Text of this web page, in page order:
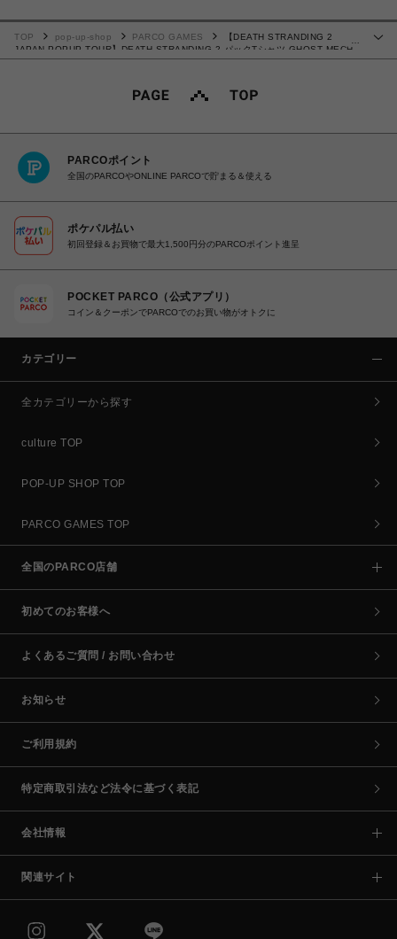
…
TOP pop-up-shop PARCO GAMES
【DEATH STRANDING 2
JAPAN POPUP TOUR】DEATH STRANDING 2 パックTシャツ GHOST MECH
ver. ホワイトL
PARCOポイント
全国のPARCOやONLINE PARCOで貯まる＆使える
ポケパル払い
初回登録＆お買物で最大1,500円分のPARCOポイント進呈
POCKET PARCO（公式アプリ）
コイン＆クーポンでPARCOでのお買い物がオトクに
カテゴリー
全カテゴリーから探す
culture TOP
POP-UP SHOP TOP
PARCO GAMES TOP
全国のPARCO店舗
初めてのお客様へ
よくあるご質問 / お問い合わせ
お知らせ
ご利用規約
特定商取引法など法令に基づく表記
会社情報
関連サイト